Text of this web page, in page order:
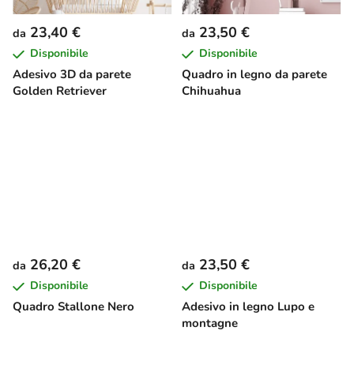
Adesivo 3D da parete
Golden Retriever
da 23,40 €
Disponibile
Quadro in legno da parete
Chihuahua
da 23,50 €
Disponibile
Quadro Stallone Nero
da 26,20 €
Disponibile
Adesivo in legno Lupo e
montagne
da 23,50 €
Disponibile